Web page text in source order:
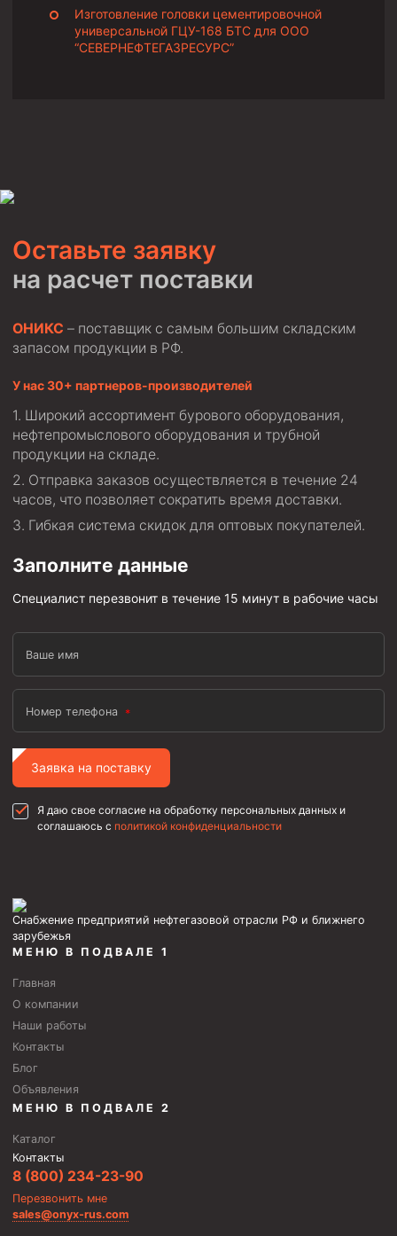
Буровые установки
Циркуляционные системы и оборудование для
Турбулизаторы типа ЦТ
Разъединители резьбовые РР
Кольца ограничительные ПЦ и ЦЦ
Муфты ступенчатого цементирования
Пробки цементировочные
Скребки корончатые СК и тросовые СТ
Центраторы колонные
Перья для резки кабеля
Шаблоны колонные
Перья гидромониторные
Пауки механические
Ерши механические
Удочки ловильные
Труболовки
Обурочный комплекс ОК
Фрезеры торцевые с фрезерующей воронкой и с
заводным зубом
Фрезеры арбузообразные
Фрезеры стартово-оконные
Печати свинцовые
Калибраторы расширители
Изготовление головки цементировочной
универсальной ГЦУ-168 БТС для ООО
“СЕВЕРНЕФТЕГАЗРЕСУРС”
Оставьте заявку
на расчет поставки
ОНИКС – поставщик с самым большим складским
запасом продукции в РФ.
У нас 30+ партнеров-производителей
Широкий ассортимент бурового оборудования,
нефтепромыслового оборудования и трубной
продукции на складе.
Отправка заказов осуществляется в течение 24
часов, что позволяет сократить время доставки.
Гибкая система скидок для оптовых покупателей.
Заполните данные
Специалист перезвонит в течение 15 минут в рабочие часы
Ваше имя
Номер телефона
Заявка на поставку
Я даю свое согласие на обработку персональных данных и
соглашаюсь с политикой конфиденциальности
Снабжение предприятий нефтегазовой отрасли РФ и ближнего
зарубежья
МЕНЮ В ПОДВАЛЕ 1
Главная
О компании
Наши работы
Контакты
Блог
Объявления
МЕНЮ В ПОДВАЛЕ 2
Каталог
Контакты
8 (800) 234-23-90
Перезвонить мне
sales@onyx-rus.com